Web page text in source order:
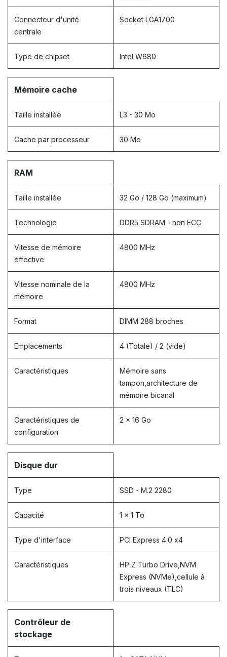
Connecteur d'unité
centrale
Socket LGA1700
Type de chipset Intel W680
Mémoire cache
Taille installée L3 - 30 Mo
Cache par processeur 30 Mo
RAM
Taille installée 32 Go / 128 Go (maximum)
Technologie DDR5 SDRAM - non ECC
Vitesse de mémoire
effective
4800 MHz
Vitesse nominale de la
mémoire
4800 MHz
Format DIMM 288 broches
Emplacements 4 (Totale) / 2 (vide)
Caractéristiques
Mémoire sans
tampon,architecture de
mémoire bicanal
Caractéristiques de
configuration
2 x 16 Go
Disque dur
Type SSD - M.2 2280
Capacité 1 x 1 To
Type d'interface PCI Express 4.0 x4
Caractéristiques
HP Z Turbo Drive,NVM
Express (NVMe),cellule à
trois niveaux (TLC)
Contrôleur de
stockage